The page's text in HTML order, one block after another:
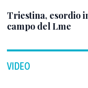
Triestina, esordio
campo del Lme
VIDEO